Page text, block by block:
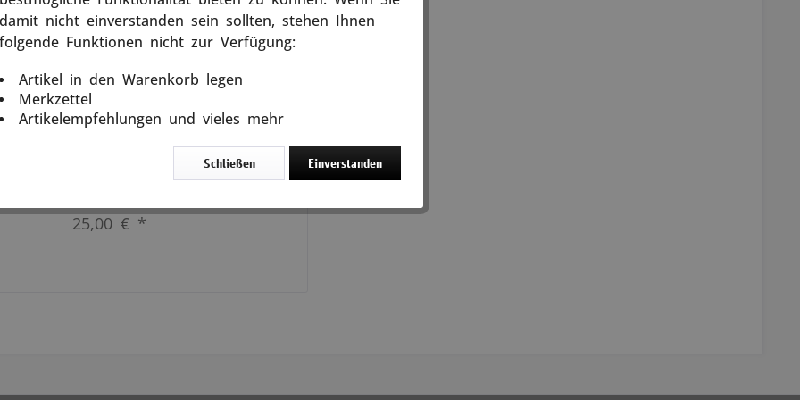
DDR-Auslandsspionage und der
Verfassungsschutz. Bis heute gilt die
für Spionage in der Bundesrepublik
Staatssicherheit, die HVA, als einer
der...
weiterlesen
Warenkorb
25,00 € *
damit nicht einverstanden sein sollten, stehen Ihnen
folgende Funktionen nicht zur Verfügung:
Artikel in den Warenkorb legen
Merkzettel
Artikelempfehlungen und vieles mehr
Einverstanden
Schließen